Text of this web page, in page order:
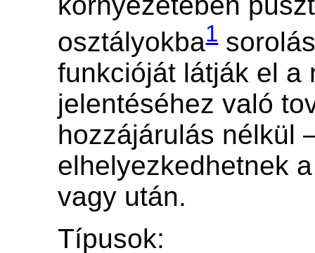
osztályokba1
funkcióját látják el a
jelentéséhez való
hozzájárulás nélkül
elhelyezkedhetnek
vagy után.
Típusok: